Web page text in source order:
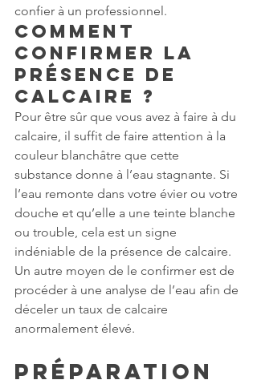
confier à un professionnel.
Comment
confirmer la
présence de
calcaire ?
Pour être sûr que vous avez à faire à du
calcaire, il suffit de faire attention à la
couleur blanchâtre que cette
substance donne à l’eau stagnante. Si
l’eau remonte dans votre évier ou votre
douche et qu’elle a une teinte blanche
ou trouble, cela est un signe
indéniable de la présence de calcaire.
Un autre moyen de le confirmer est de
procéder à une analyse de l’eau afin de
déceler un taux de calcaire
anormalement élevé.
Préparation